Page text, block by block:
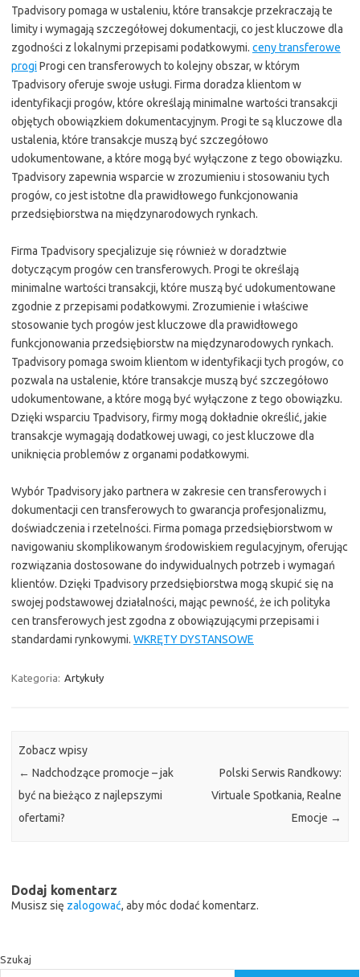
Tpadvisory pomaga w ustaleniu, które transakcje przekraczają te
limity i wymagają szczegółowej dokumentacji, co jest kluczowe dla
zgodności z lokalnymi przepisami podatkowymi. ceny transferowe
progi Progi cen transferowych to kolejny obszar, w którym
Tpadvisory oferuje swoje usługi. Firma doradza klientom w
identyfikacji progów, które określają minimalne wartości transakcji
objętych obowiązkiem dokumentacyjnym. Progi te są kluczowe dla
ustalenia, które transakcje muszą być szczegółowo
udokumentowane, a które mogą być wyłączone z tego obowiązku.
Tpadvisory zapewnia wsparcie w zrozumieniu i stosowaniu tych
progów, co jest istotne dla prawidłowego funkcjonowania
przedsiębiorstwa na międzynarodowych rynkach.
Firma Tpadvisory specjalizuje się również w doradztwie
dotyczącym progów cen transferowych. Progi te określają
minimalne wartości transakcji, które muszą być udokumentowane
zgodnie z przepisami podatkowymi. Zrozumienie i właściwe
stosowanie tych progów jest kluczowe dla prawidłowego
funkcjonowania przedsiębiorstw na międzynarodowych rynkach.
Tpadvisory pomaga swoim klientom w identyfikacji tych progów, co
pozwala na ustalenie, które transakcje muszą być szczegółowo
udokumentowane, a które mogą być wyłączone z tego obowiązku.
Dzięki wsparciu Tpadvisory, firmy mogą dokładnie określić, jakie
transakcje wymagają dodatkowej uwagi, co jest kluczowe dla
uniknięcia problemów z organami podatkowymi.
Wybór Tpadvisory jako partnera w zakresie cen transferowych i
dokumentacji cen transferowych to gwarancja profesjonalizmu,
doświadczenia i rzetelności. Firma pomaga przedsiębiorstwom w
navigowaniu skomplikowanym środowiskiem regulacyjnym, oferując
rozwiązania dostosowane do indywidualnych potrzeb i wymagań
klientów. Dzięki Tpadvisory przedsiębiorstwa mogą skupić się na
swojej podstawowej działalności, mając pewność, że ich polityka
cen transferowych jest zgodna z obowiązującymi przepisami i
standardami rynkowymi. WKRĘTY DYSTANSOWE
Kategoria: Artykuły
Zobacz wpisy
← Nadchodzące promocje – jak
być na bieżąco z najlepszymi
ofertami?
Polski Serwis Randkowy:
Virtuale Spotkania, Realne
Emocje →
Dodaj komentarz
Musisz się zalogować, aby móc dodać komentarz.
Szukaj